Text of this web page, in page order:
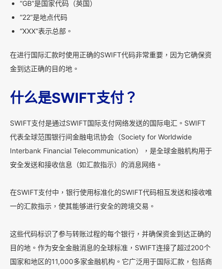
“GB”是国家代码（英国）
“22”是地点代码
“XXX”表示总部。
在进行国际汇款时使用正确的SWIFT代码非常重要，因为它确保资
金到达正确的目的地。
什么是SWIFT支付？
SWIFT支付是通过SWIFT国际支付网络发送的国际电汇。SWIFT
代表全球范围银行间金融电讯协会（Society for Worldwide
Interbank Financial Telecommunication），是全球金融机构用于
安全发送和接收信息（如汇款指示）的消息网络。
在SWIFT支付中，银行使用标准化的SWIFT代码相互发送和接收唯
一的汇款指示，使其能够进行安全的跨境交易。
这些代码标识了参与转账过程的每个银行，并确保资金到达正确的
目的地。作为安全金融消息的全球标准，SWIFT连接了超过200个
国家和地区的11,000多家金融机构。它广泛用于国际汇款，包括商